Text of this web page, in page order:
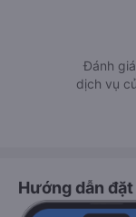
Đánh
dịch vụ
Hướng dẫn